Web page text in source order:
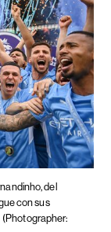
del
con sus
(Photographer: